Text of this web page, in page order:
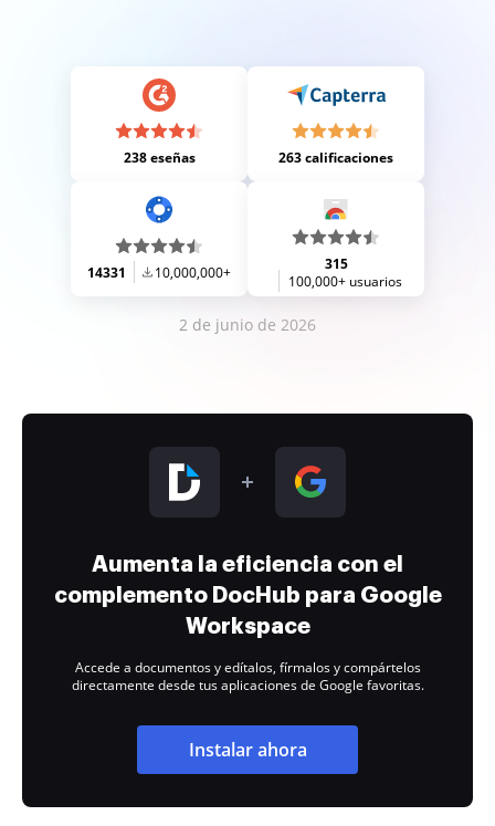
238 eseñas 263 calificaciones
14331 10,000,000+
315
100,000+ usuarios
2 de junio de 2026
Aumenta la eficiencia con el
complemento DocHub para Google
Workspace
Accede a documentos y edítalos, fírmalos y compártelos
directamente desde tus aplicaciones de Google favoritas.
Instalar ahora